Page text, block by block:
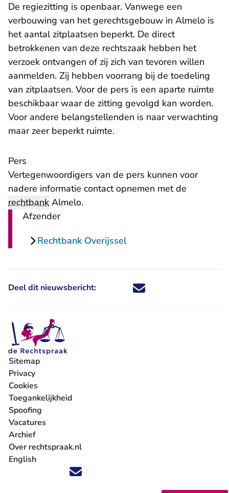
De regiezitting is openbaar. Vanwege een
verbouwing van het gerechtsgebouw in Almelo is
het aantal zitplaatsen beperkt. De direct
betrokkenen van deze rechtszaak hebben het
verzoek ontvangen of zij zich van tevoren willen
aanmelden. Zij hebben voorrang bij de toedeling
van zitplaatsen. Voor de pers is een aparte ruimte
beschikbaar waar de zitting gevolgd kan worden.
Voor andere belangstellenden is naar verwachting
maar zeer beperkt ruimte.
Pers
Vertegenwoordigers van de pers kunnen voor
nadere informatie contactopnemen met de
rechtbank Almelo.
Afzender
Rechtbank Overijssel
Deel dit nieuwsbericht: Deel dit nieuwsbericht via X -
Deel dit nieuwsbericht via
Deel dit nieuwsbericht
Deel dit
Volg ons op X (Twitter) - U verlaat Rechtspraak.nl
Volg ons op Facebook - U verlaat Rechtspraak.nl
Volg ons op Instagram - U verlaat Rechtspraak.nl
Volg ons op Youtube - U verlaat Rechtspraak.nl
Volg ons op LinkedIn - U verlaat
'Blijf op de hoogte' nieuwsbrief - U verlaat
Sitemap
Privacy
Cookies
Toegankelijkheid
Spoofing
Vacatures
- U verlaat Rechtspraak.nl
Archief
Over rechtspraak.nl
English